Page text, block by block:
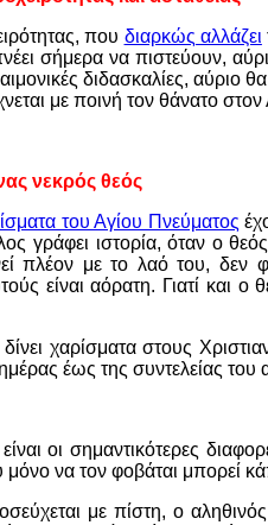
που διαρκώς αλλάζει
σήμερα να πιστεύουν,
διδασκαλίες, αύριο
με ποινή τον θάνατο
νεκρός θεός
του Αγίου Πνεύματος
γράφει ιστορία, όταν ο
με το λαό του, δεν
είναι αόρατη. Γιατί και ο
χαρίσματα στους
έως της συντελείας του
οι σημαντικότερες
να τον φοβάται μπορεί
με πίστη, ο